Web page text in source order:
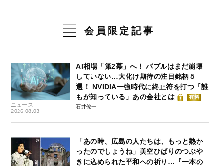
会員限定記事
ニュース
2026.08.03
AI相場「第2幕」へ！ バブルはまだ崩壊
していない…大化け期待の注目銘柄５
選！ NVIDIA一強時代に終止符を打つ「誰
もが知っている」あの会社とは
有料
石井僚一
「あの時、広島の人たちは、もっと熱か
ったのでしょうね」美空ひばりのつぶや
きに込められた平和への祈り…『一本の